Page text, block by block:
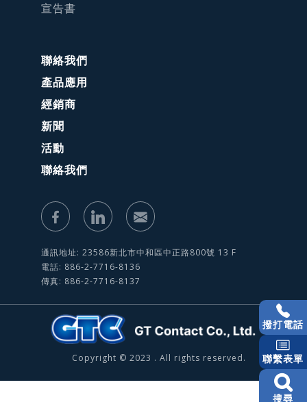
宣告書
聯絡我們
產品應用
經銷商
新聞
活動
聯絡我們
通訊地址: 23586新北市中和區中正路800號 13 F
電話: 886-2-7716-8136
傳真: 886-2-7716-8137
Copyright © 2023 . All rights reserved.
撥打電話
聯繫表單
搜尋